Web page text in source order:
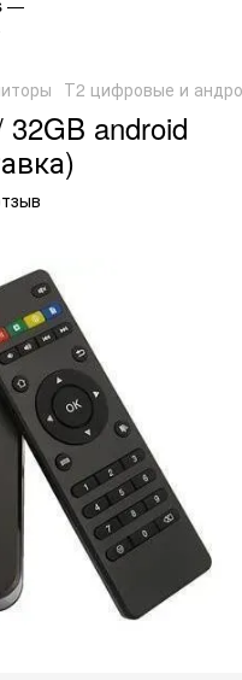
Т2 цифровые и
android